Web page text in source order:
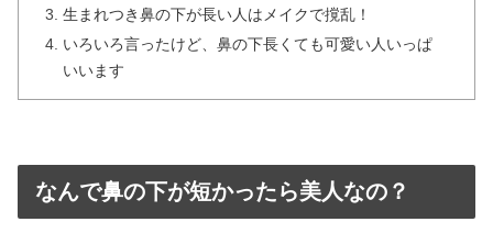
生まれつき鼻の下が長い人はメイクで撹乱！
いろいろ言ったけど、鼻の下長くても可愛い人いっぱ
いいます
なんで鼻の下が短かったら美人なの？